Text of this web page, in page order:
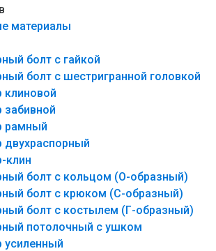
материалы
болт с гайкой
болт с шестригранной головкой
клиновой
забивной
рамный
двухраспорный
клин
болт с кольцом (О-образный)
болт с крюком (С-образный)
болт с костылем (Г-образный)
потолочный с ушком
усиленный